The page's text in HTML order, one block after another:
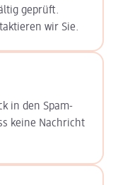
geprüft.
wir Sie.
in den Spam-
keine Nachricht